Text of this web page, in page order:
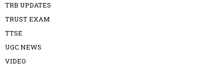
TRB UPDATES
TRUST EXAM
TTSE
UGC NEWS
VIDEO